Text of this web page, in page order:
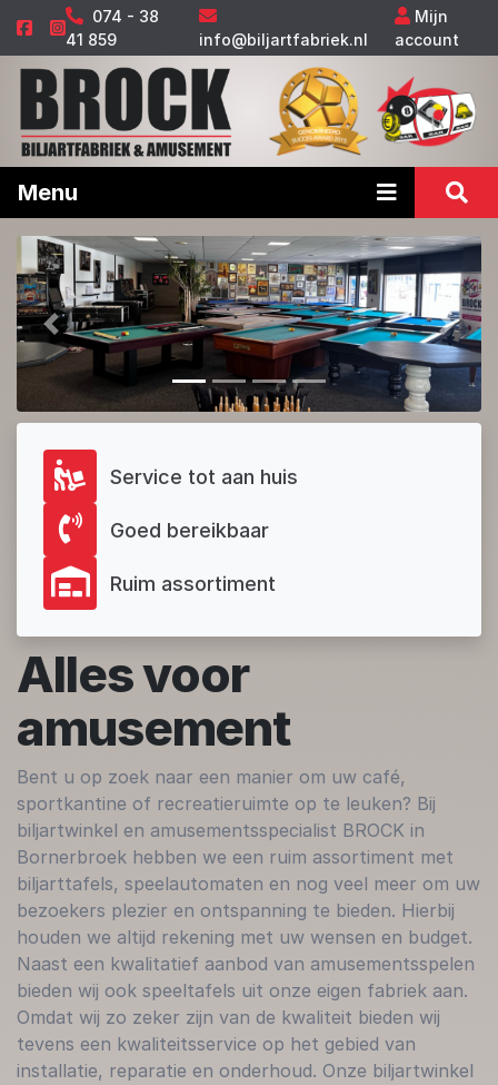
074 - 38
41 859
info@biljartfabriek.nl
Mijn
account
Menu
Vorige
Service tot aan huis
Goed bereikbaar
Ruim assortiment
Alles voor
amusement
Bent u op zoek naar een manier om uw café,
sportkantine of recreatieruimte op te leuken? Bij
biljartwinkel en amusementsspecialist BROCK in
Bornerbroek hebben we een ruim assortiment met
biljarttafels, speelautomaten en nog veel meer om uw
bezoekers plezier en ontspanning te bieden. Hierbij
houden we altijd rekening met uw wensen en budget.
Naast een kwalitatief aanbod van amusementsspelen
bieden wij ook speeltafels uit onze eigen fabriek aan.
Omdat wij zo zeker zijn van de kwaliteit bieden wij
tevens een kwaliteitsservice op het gebied van
installatie, reparatie en onderhoud. Onze biljartwinkel